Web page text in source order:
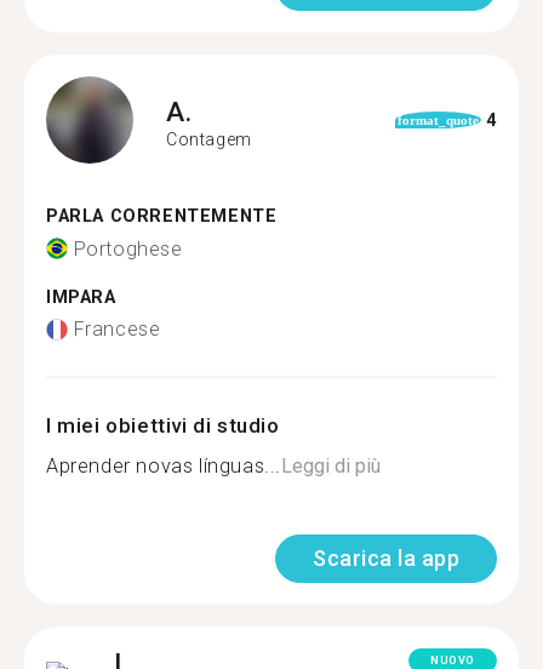
A.
Contagem
format_quote 4
PARLA CORRENTEMENTE
Portoghese
IMPARA
Francese
I miei obiettivi di studio
Aprender novas línguas...Leggi di più
Scarica la app
NUOVO